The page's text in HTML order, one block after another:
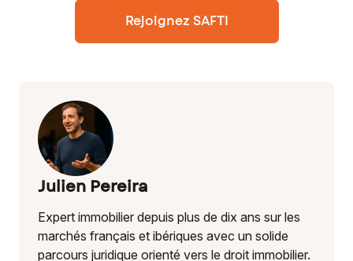
Rejoignez SAFTI
Julien Pereira
Expert immobilier depuis plus de dix ans sur les
marchés français et ibériques avec un solide
parcours juridique orienté vers le droit immobilier.